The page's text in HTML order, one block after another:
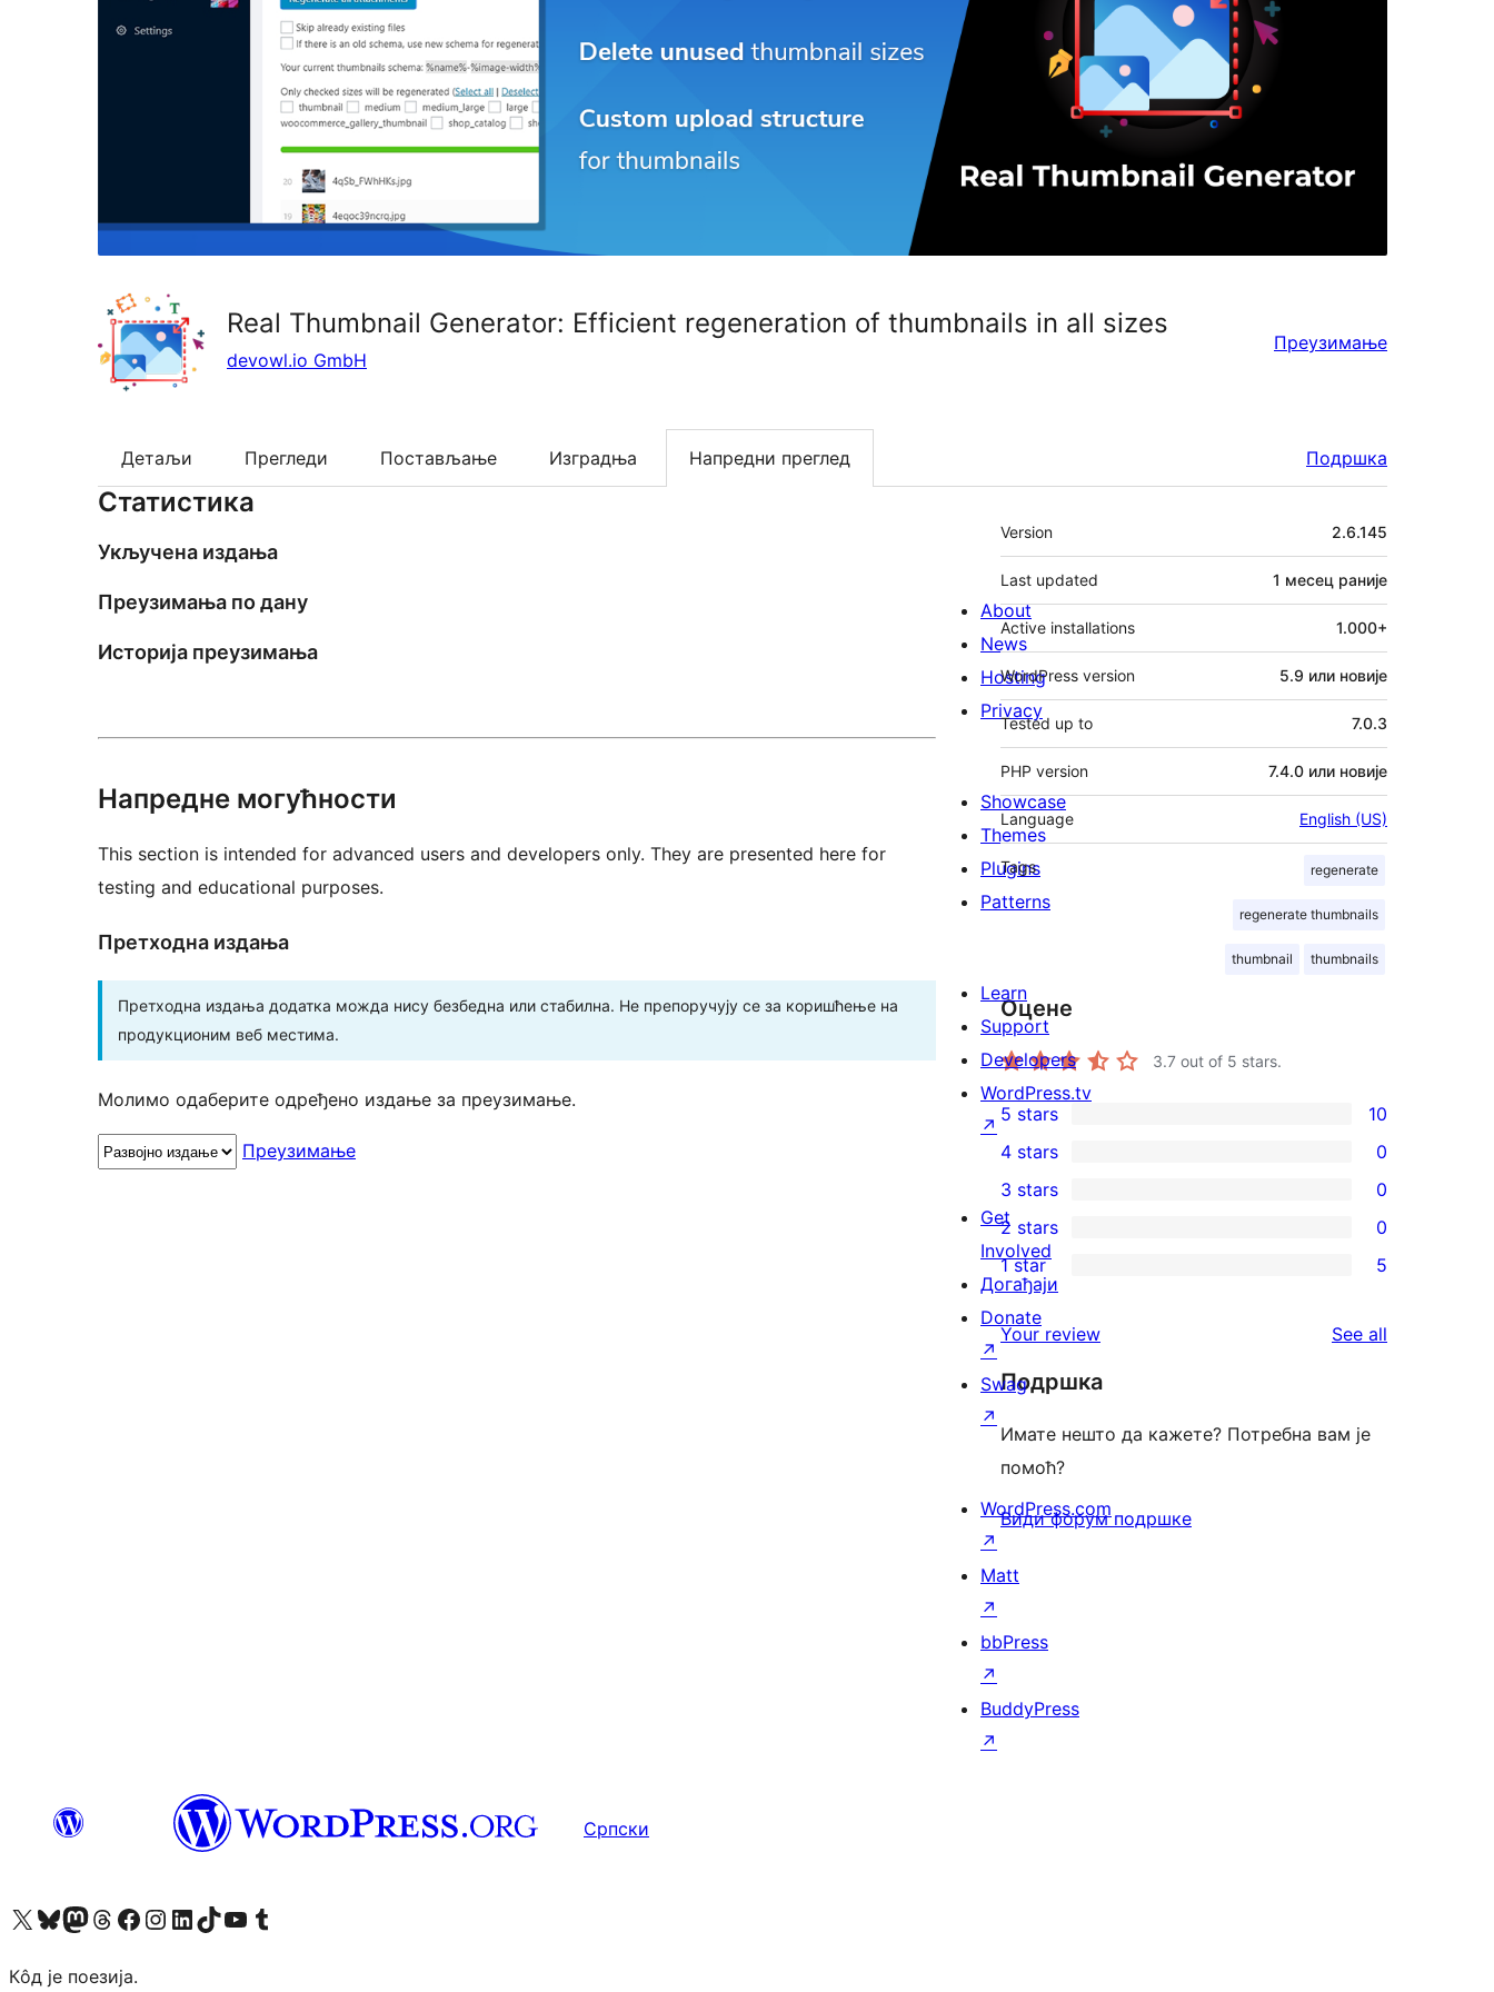
Real Thumbnail Generator: Efficient regeneration of thumbnails in all sizes
devowl.io GmbH
Преузимање
Детаљи Прегледи Постављање Изградња Напредни преглед Подршка
Статистика
Укључена издања
Преузимања по дану
Историја преузимања
Напредне могућности
This section is intended for advanced users and developers only. They are presented here for
testing and educational purposes.
Претходна издања
Претходна издања додатка можда нису безбедна или стабилна. Не препоручују се за коришћење на
продукционим веб местима.
Молимо одаберите одређено издање за преузимање.
Преузимање
Мета
Version 2.6.145
Last updated 1 месец раније
Active installations 1.000+
WordPress version 5.9 или новије
Tested up to 7.0.3
PHP version 7.4.0 или новије
Language English (US)
Tags regenerate
regenerate thumbnails
thumbnail thumbnails
Оцене
3.7 out of 5 stars.
10
5-
star
reviews
5 stars 10
4-
star
reviews
4 stars 0
0
3-
star
3 stars 0
0
2-
star
reviews
2 stars 0
5
1-
star
reviews
1 star 5
Your review See all
Подршка
Имате нешто да кажете? Потребна вам је
помоћ?
Види форум подршке
About
News
Hosting
Privacy
Showcase
Themes
Plugins
Patterns
Learn
Support
Developers
WordPress.tv
↗
Get
Involved
Догађаји
Donate
↗
Swag
↗
WordPress.com
↗
Matt
↗
bbPress
↗
BuddyPress
↗
Српски
Visit our X (formerly Twitter) account
Посетите наш Bluesky налог
Visit our Mastodon account
Посетите наш налог на Threads-у Visit our Facebook page
Посетите наш Инстаграм налог
Visit our LinkedIn account
Посетите наш TikTok налог
Visit our YouTube channel
Посетите наш Tumblr налог
Кôд је поезија.